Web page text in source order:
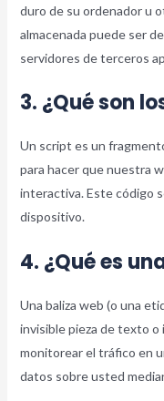
duro de su ordenador u
almacenada puede ser
servidores de terceros
3. ¿Qué son
Un script es un
para hacer que nuestra
interactiva. Este código
dispositivo.
4. ¿Qué es
Una baliza web (o una
invisible pieza de texto o
monitorear el tráfico en
datos sobre usted